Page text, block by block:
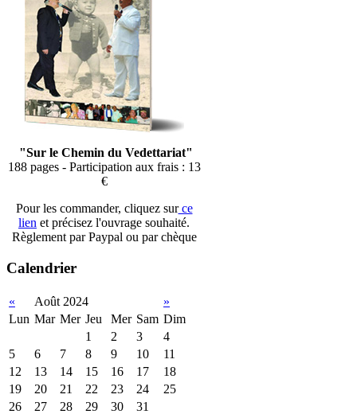
"Sur le Chemin du Vedettariat"
188 pages - Participation aux frais : 13
€
Pour les commander, cliquez surce
lien et précisez l'ouvrage souhaité.
Règlement par Paypal ou par chèque
Calendrier
« Août 2024
»
Lun Mar Mer Jeu Mer Sam Dim
1
2 3
4
5
6 7 8 9 10
11
12
13 14 15 16 17
18
19
20 21 22 23 24
25
26
27 28 29 30 31